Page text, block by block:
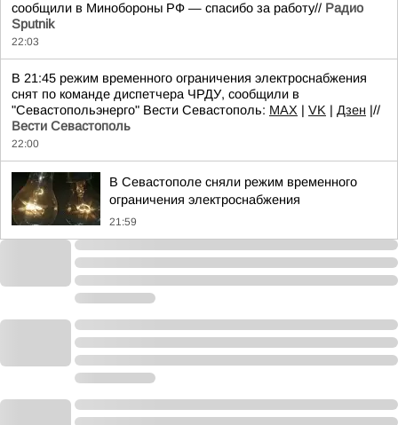
сообщили в Минобороны РФ — спасибо за работу// Радио
Sputnik
22:03
В 21:45 режим временного ограничения электроснабжения
снят по команде диспетчера ЧРДУ, сообщили в
"Севастопольэнерго" Вести Севастополь: MAX | VK | Дзен |//
Вести Севастополь
22:00
В Севастополе сняли режим временного
ограничения электроснабжения
21:59